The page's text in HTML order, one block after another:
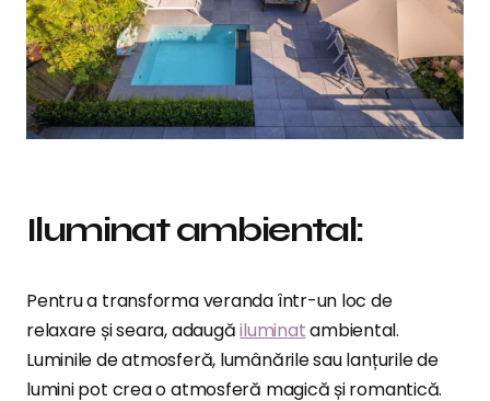
Iluminat ambiental:
Pentru a transforma veranda într-un loc de
relaxare și seara, adaugăiluminatambiental.
Luminile de atmosferă, lumânările sau lanțurile de
lumini pot crea o atmosferă magică și romantică.